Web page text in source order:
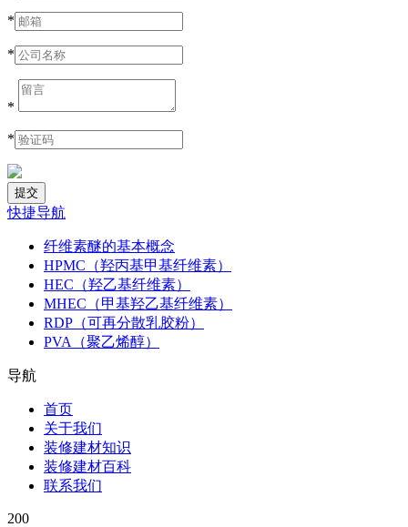
*
*
*
*
快捷导航
纤维素醚的基本概念
HPMC（羟丙基甲基纤维素）
HEC（羟乙基纤维素）
MHEC（甲基羟乙基纤维素）
RDP（可再分散乳胶粉）
PVA（聚乙烯醇）
导航
首页
关于我们
装修建材知识
装修建材百科
联系我们
200